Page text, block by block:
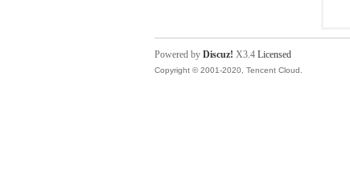
Powered by Discuz! X3.4 Licensed
Copyright © 2001-2020, Tencent Cloud.